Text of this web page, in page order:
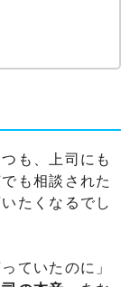
も、上司にも
も相談された
たくなるでし
ていたのに」